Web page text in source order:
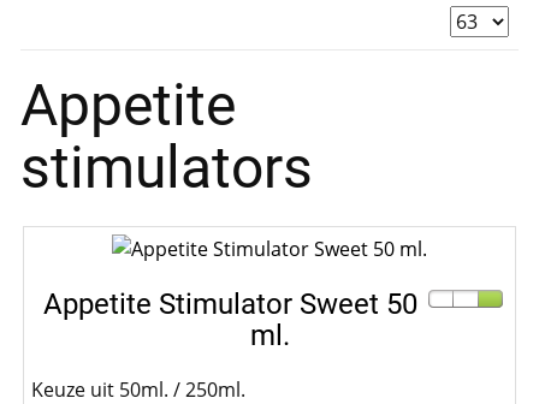
Appetite
stimulators
Appetite Stimulator Sweet 50
ml.
Keuze uit 50ml. / 250ml.